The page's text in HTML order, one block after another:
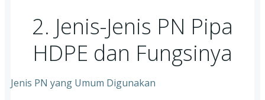
2. Jenis-Jenis PN Pipa
HDPE dan Fungsinya
Jenis PN yang Umum Digunakan